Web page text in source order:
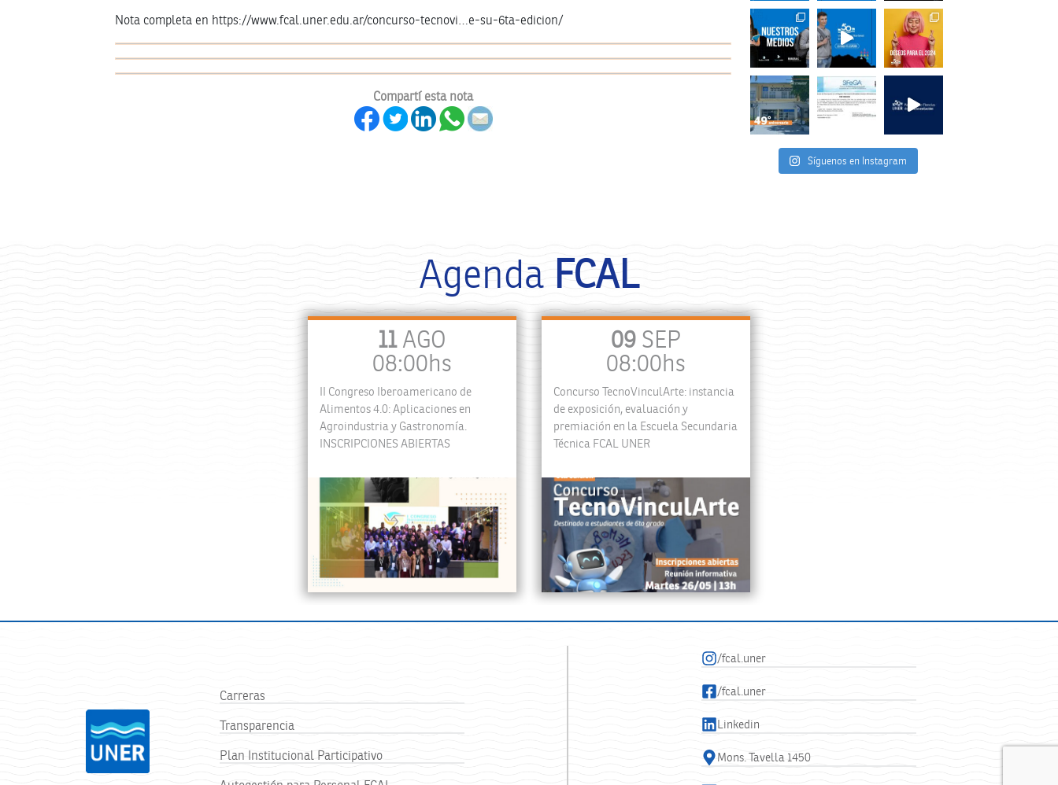
Nota completa en https://www.fcal.uner.edu.ar/concurso-tecnovi…e-su-6ta-edicion/
Compartí esta nota
Síguenos en Instagram
Agenda FCAL
11 AGO
08:00hs
II Congreso Iberoamericano de
Alimentos 4.0: Aplicaciones en
Agroindustria y Gastronomía.
INSCRIPCIONES ABIERTAS
09 SEP
08:00hs
Concurso TecnoVinculArte: instancia
de exposición, evaluación y
premiación en la Escuela Secundaria
Técnica FCAL UNER
Carreras
Transparencia
Plan Institucional Participativo
/fcal.uner
/fcal.uner
Linkedin
Mons. Tavella 1450